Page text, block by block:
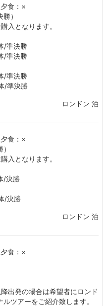
食：×
）
入となります。
/準決勝
/準決勝
/準決勝
/準決勝
ロンドン 泊
食：×
入となります。
/決勝
/決勝
ロンドン 泊
食：×
出発の場合は希望者にロンド
ツアーをご紹介致します。